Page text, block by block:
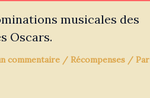
musicales des
Oscars.
commentaire / Récompenses/ Par